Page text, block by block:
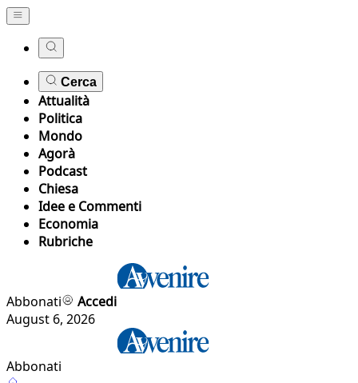
Cerca
Attualità
Politica
Mondo
Agorà
Podcast
Chiesa
Idee e Commenti
Economia
Rubriche
Abbonati
Accedi
August 6, 2026
Abbonati